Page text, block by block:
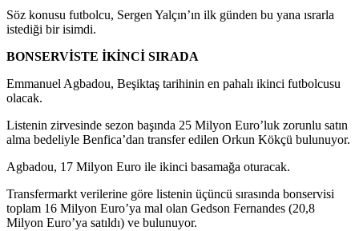
Söz konusu futbolcu, Sergen Yalçın’ın ilk günden bu yana ısrarla
istediği bir isimdi.
BONSERVİSTE İKİNCİ SIRADA
Emmanuel Agbadou, Beşiktaş tarihinin en pahalı ikinci futbolcusu
olacak.
Listenin zirvesinde sezon başında 25 Milyon Euro’luk zorunlu satın
alma bedeliyle Benfica’dan transfer edilen Orkun Kökçü bulunuyor.
Agbadou, 17 Milyon Euro ile ikinci basamağa oturacak.
Transfermarkt verilerine göre listenin üçüncü sırasında bonservisi
toplam 16 Milyon Euro’ya mal olan Gedson Fernandes (20,8
Milyon Euro’ya satıldı) ve bulunuyor.